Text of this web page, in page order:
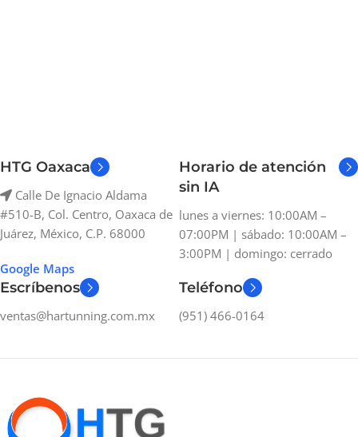
HTG Oaxaca
Calle De Ignacio Aldama
#510-B, Col. Centro, Oaxaca de
Juárez, México, C.P. 68000
Google Maps
Horario de atención
sin IA
lunes a viernes: 10:00AM –
07:00PM | sábado: 10:00AM –
3:00PM | domingo: cerrado
Escríbenos
ventas@hartunning.com.mx
Teléfono
(951) 466-0164